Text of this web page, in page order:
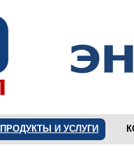
ПРОДУКТЫ И УСЛУГИ